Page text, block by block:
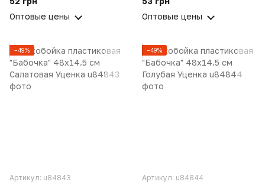
Оптовые цены
Оптовые цены
−49%
Артикул: u84843
−49%
Артикул: u84844